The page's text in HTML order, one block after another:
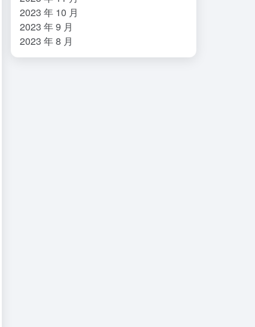
2023 年 10 月
2023 年 9 月
2023 年 8 月